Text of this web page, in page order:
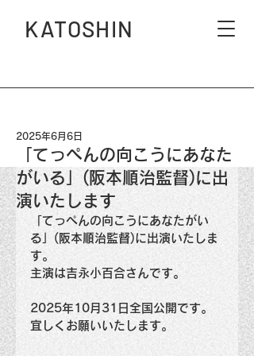
KATOSHIN
「てっぺんの向こうにあなた
がいる」(阪本順治監督)に出
演いたします
2025年6月6日
「てっぺんの向こうにあなたがい
る」(阪本順治監督)に出演いたしま
す。
主演は吉永小百合さんです。
2025年10月31日全国公開です。
宜しくお願いいたします。